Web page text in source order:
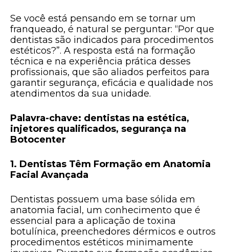
Se você está pensando em se tornar um
franqueado, é natural se perguntar: “Por que
dentistas são indicados para procedimentos
estéticos?”. A resposta está na formação
técnica e na experiência prática desses
profissionais, que são aliados perfeitos para
garantir segurança, eficácia e qualidade nos
atendimentos da sua unidade.
Palavra-chave: dentistas na estética,
injetores qualificados, segurança na
Botocenter
1. Dentistas Têm Formação em Anatomia
Facial Avançada
Dentistas possuem uma base sólida em
anatomia facial, um conhecimento que é
essencial para a aplicação de toxina
botulínica, preenchedores dérmicos e outros
procedimentos estéticos minimamente